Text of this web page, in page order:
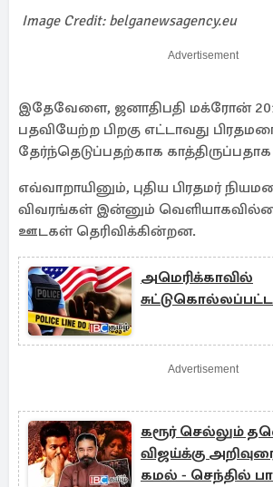
Image Credit: belganewsagency.eu
Advertisement
இதேவேளை, ஜனாதிபதி மக்ரோன்
பதவியேற்ற பிறகு எட்டாவது
தேர்ந்தெடுப்பதற்காக காத்திருப்பதாக
எவ்வாறாயினும், புதிய பிரதமர்
விவரங்கள் இன்னும்
ஊடகள் தெரிவிக்கின்றன.
அமெரிக்காவில்
Advertisement
கரூர் செல்லும்
விஜய்க்கு
கமல் - செந்தில்